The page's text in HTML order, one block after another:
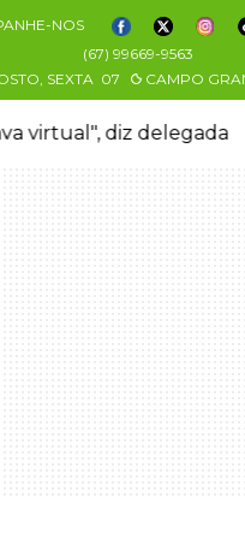
NOS
(67) 99669-9563
SEXTA 07 CAMPO
virtual", diz delegada